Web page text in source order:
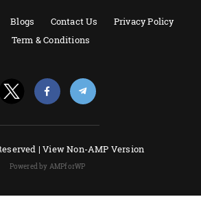
Blogs Contact Us
Privacy Policy
Term & Conditions
|View Non-AMP Version
Powered by AMPforWP